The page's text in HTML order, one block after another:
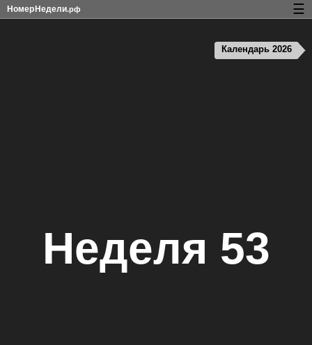
Неделя 53
Календарь 2026
Номер Недели.рф ☰